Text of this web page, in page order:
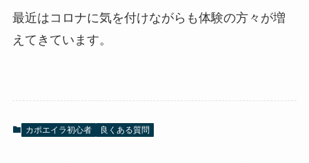
最近はコロナに気を付けながらも体験の方々が増
えてきています。
カポエイラ初心者 良くある質問